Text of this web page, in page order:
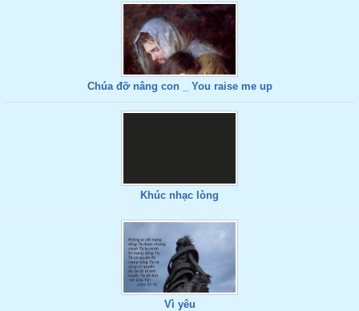
Chúa đỡ nâng con _ You raise me up
Khúc nhạc lòng
Vì yêu